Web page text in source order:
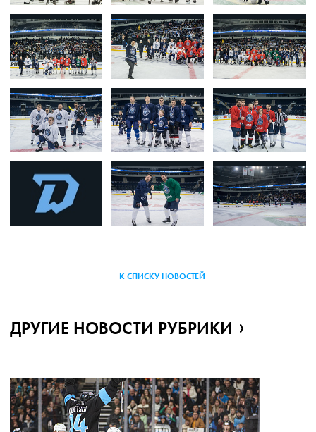
К СПИСКУ НОВОСТЕЙ
ДРУГИЕ НОВОСТИ РУБРИКИ